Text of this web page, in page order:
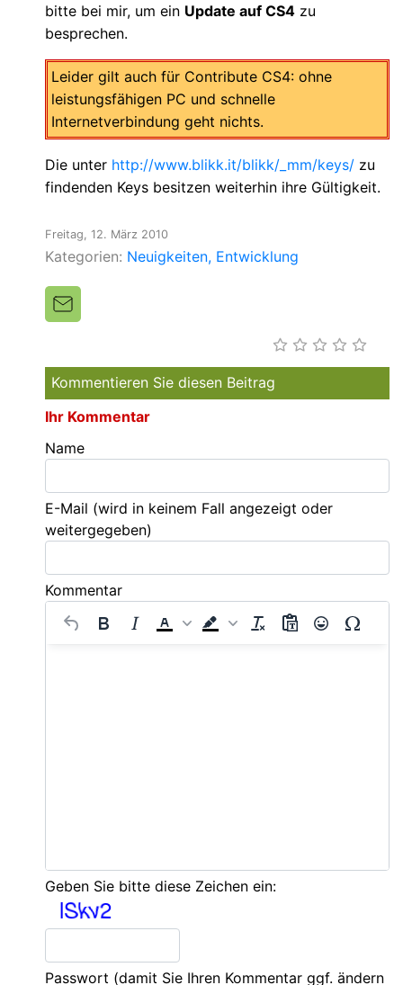
bitte bei mir, um ein Update auf CS4 zu
besprechen.
Leider gilt auch für Contribute CS4: ohne
leistungsfähigen PC und schnelle
Internetverbindung geht nichts.
Die unter http://www.blikk.it/blikk/_mm/keys/ zu
findenden Keys besitzen weiterhin ihre Gültigkeit.
Freitag, 12. März 2010
Kategorien: Neuigkeiten Entwicklung
Kommentieren Sie diesen Beitrag
Ihr Kommentar
Name
E-Mail (wird in keinem Fall angezeigt oder
weitergegeben)
Kommentar
Geben Sie bitte diese Zeichen ein:
Passwort (damit Sie Ihren Kommentar ggf. ändern